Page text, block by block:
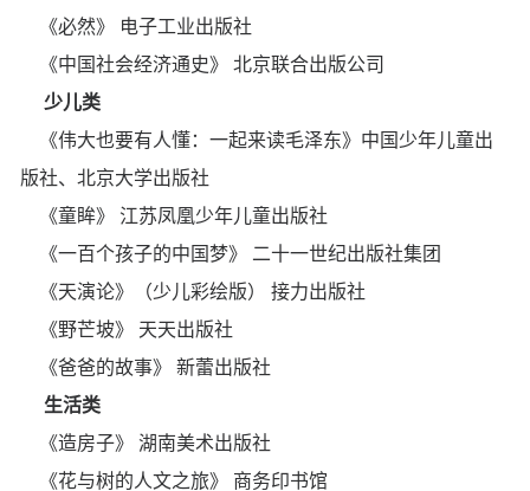
《必然》 电子工业出版社
《中国社会经济通史》 北京联合出版公司
少儿类
《伟大也要有人懂：一起来读毛泽东》中国少年儿童出
版社、北京大学出版社
《童眸》 江苏凤凰少年儿童出版社
《一百个孩子的中国梦》 二十一世纪出版社集团
《天演论》（少儿彩绘版） 接力出版社
《野芒坡》 天天出版社
《爸爸的故事》 新蕾出版社
生活类
《造房子》 湖南美术出版社
《花与树的人文之旅》 商务印书馆